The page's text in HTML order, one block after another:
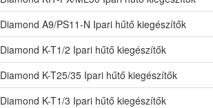
Diamond A9/PS11-N Ipari hűtő kiegészítők
Diamond K-T1/2 Ipari hűtő kiegészítők
Diamond K-T25/35 Ipari hűtő kiegészítők
Diamond K-T1/3 Ipari hűtő kiegészítők